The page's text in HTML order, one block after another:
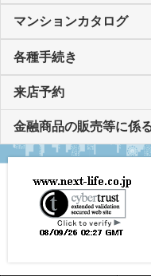
マンションカタログ
各種手続き
来店予約
金融商品の販売等に係